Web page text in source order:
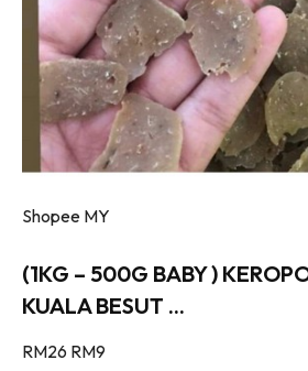
Shopee MY
(1KG – 500G BABY )
KUALA BESUT ...
RM26 RM9